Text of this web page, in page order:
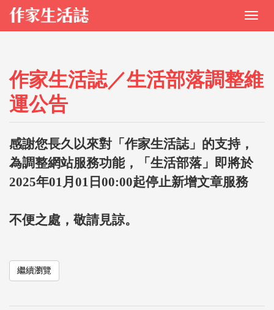
作家生活誌／生活部落調整維
運公告
感謝您長久以來對「作家生活誌」的支持，
為調整網站服務功能，「生活部落」即將於
2025年01月01日00:00起停止新增文章服務
不便之處，敬請見諒。
繼續瀏覽